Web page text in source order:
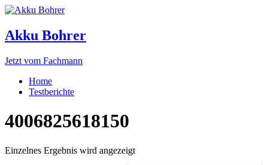
Akku Bohrer
Jetzt vom Fachmann
Home
Testberichte
4006825618150
Einzelnes Ergebnis wird angezeigt